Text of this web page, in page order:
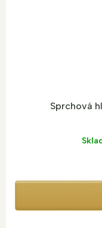
Sprchová